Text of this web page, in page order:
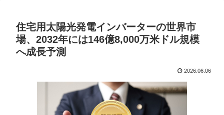
住宅用太陽光発電インバーターの世界市
場、2032年には146億8,000万米ドル規模
へ成長予測
2026.06.06